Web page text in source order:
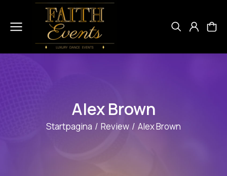
Alex Brown
Je bent hier:Startpagina Review Alex Brown